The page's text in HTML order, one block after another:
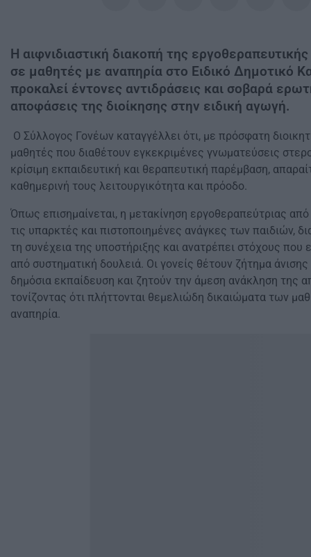
Η αιφνιδιαστική διακοπή της
σε μαθητές με αναπηρία στο Ειδικό Δημοτικό
προκαλεί έντονες αντιδράσεις και σοβαρά
αποφάσεις της διοίκησης στην ειδική αγωγή.
Ο Σύλλογος Γονέων καταγγέλλει ότι, με πρόσφατη
μαθητές που διαθέτουν εγκεκριμένες γνωματεύσεις
κρίσιμη εκπαιδευτική και θεραπευτική παρέμβαση,
καθημερινή τους λειτουργικότητα και πρόοδο.
Όπως επισημαίνεται, η μετακίνηση εργοθεραπεύτριας
τις υπαρκτές και πιστοποιημένες ανάγκες των παιδιών,
τη συνέχεια της υποστήριξης και ανατρέπει στόχους που
από συστηματική δουλειά. Οι γονείς θέτουν ζήτημα
δημόσια εκπαίδευση και ζητούν την άμεση ανάκληση της
τονίζοντας ότι πλήττονται θεμελιώδη δικαιώματα των
αναπηρία.